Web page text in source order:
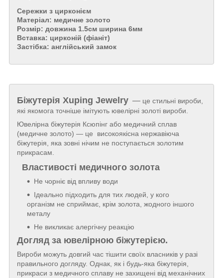
Сережки з цирконієм
Матеріал: медичне золото
Розмір: довжина 1.5см ширина 6мм
Вставка: цирконій (фіаніт)
Застібка: англійський замок
Біжутерія Xuping Jewelry — це стильні вироби,
які якомога точніше імітують ювелірні золоті вироби.
Ювелірна біжутерія Ксюпінг або медичний сплав
(медичне золото) — це високоякісна нержавіюча
біжутерія, яка зовні нічим не поступається золотим
прикрасам.
Властивості медичного золота
Не чорніє від впливу води
Ідеально підходить для тих людей, у кого
організм не сприймає, крім золота, жодного іншого
металу
Не викликає алергічну реакцію
Догляд за ювелірною біжутерією.
Вироби можуть довгий час тішити своїх власників у разі
правильного догляду. Однак, як і будь-яка біжутерія,
прикраси з медичного сплаву не захищені від механічних